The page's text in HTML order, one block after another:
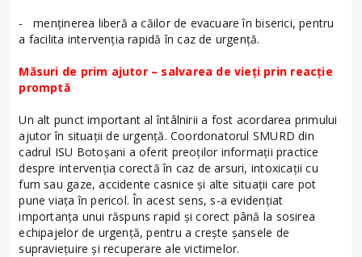
- menținerea liberă a căilor de evacuare în biserici, pentru
a facilita intervenția rapidă în caz de urgență.
Măsuri de prim ajutor – salvarea de vieți prin reacție
promptă
Un alt punct important al întâlnirii a fost acordarea primului
ajutor în situații de urgență. Coordonatorul SMURD din
cadrul ISU Botoșani a oferit preoților informații practice
despre intervenția corectă în caz de arsuri, intoxicații cu
fum sau gaze, accidente casnice și alte situații care pot
pune viața în pericol. În acest sens, s-a evidențiat
importanța unui răspuns rapid și corect până la sosirea
echipajelor de urgență, pentru a crește șansele de
supraviețuire și recuperare ale victimelor.